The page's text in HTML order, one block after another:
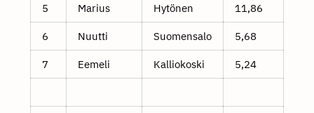
5 Marius Hytönen 11,86
6 Nuutti Suomensalo 5,68
7 Eemeli Kalliokoski 5,24